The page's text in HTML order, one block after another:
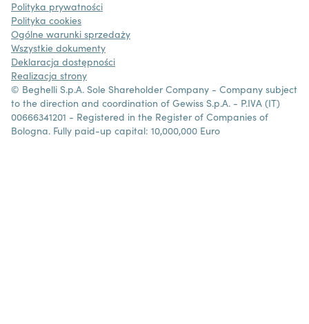
Polityka prywatności
Polityka cookies
Ogólne warunki sprzedaży
Wszystkie dokumenty
Deklaracja dostępności
Realizacja strony
© Beghelli S.p.A. Sole Shareholder Company - Company subject
to the direction and coordination of Gewiss S.p.A. - P.IVA (IT)
00666341201 - Registered in the Register of Companies of
Bologna. Fully paid-up capital: 10,000,000 Euro